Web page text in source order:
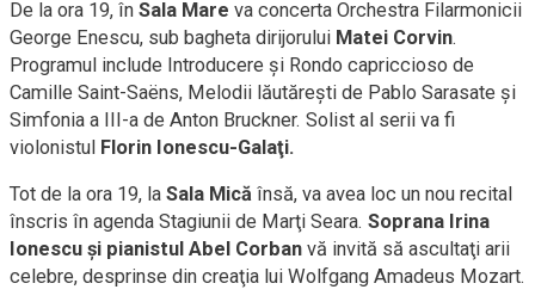
De la ora 19, în Sala Mare va concerta Orchestra Filarmonicii
George Enescu, sub bagheta dirijorului Matei Corvin.
Programul include Introducere şi Rondo capriccioso de
Camille Saint-Saëns, Melodii lăutăreşti de Pablo Sarasate şi
Simfonia a III-a de Anton Bruckner. Solist al serii va fi
violonistul Florin Ionescu-Galaţi.
Tot de la ora 19, la Sala Mică însă, va avea loc un nou recital
înscris în agenda Stagiunii de Marţi Seara. Soprana Irina
Ionescu şi pianistul Abel Corban vă invită să ascultaţi arii
celebre, desprinse din creaţia lui Wolfgang Amadeus Mozart.